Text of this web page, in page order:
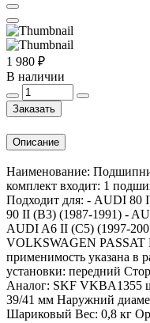
1 980 ₽
В наличии
Заказать
Описание
Наименование:
комплект входит: 1
Подходит для: - AUDI 80
90 II (B3) (1987-1991) -
AUDI A6 II (C5) (1997-
VOLKSWAGEN PASSAT
применимость указана
установки: передний
Аналог: SKF VKBA1355
39/41 мм Наружний
Шариковый Вес: 0,8 кг